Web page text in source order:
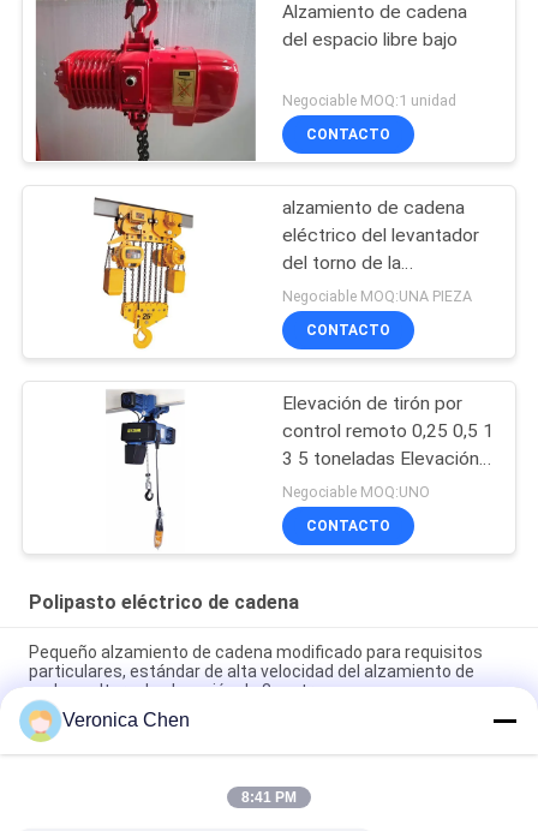
Alzamiento de cadena
del espacio libre bajo
Negociable MOQ:1 unidad
CONTACTO
alzamiento de cadena
eléctrico del levantador
del torno de la
explotación minera 25T
con la carretilla eléctrica
Negociable MOQ:UNA PIEZA
CONTACTO
Elevación de tirón por
control remoto 0,25 0,5 1
3 5 toneladas Elevación
de bloque de cadena
eléctrica
Negociable MOQ:UNO
CONTACTO
Polipasto eléctrico de cadena
Pequeño alzamiento de cadena modificado para requisitos
particulares, estándar de alta velocidad del alzamiento de
cadena altura de elevación de 3 metros
Polipasto eléctrico inteligente de cadena para escenario de
0.5 Toneladas para entretenimiento
Carro eléctrico para polipasto eléctrico 0.5t 1t 2t 3t 5t
Veronica Chen
8:41 PM